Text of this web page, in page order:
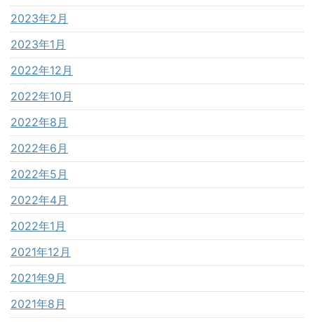
2023年2月
2023年1月
2022年12月
2022年10月
2022年8月
2022年6月
2022年5月
2022年4月
2022年1月
2021年12月
2021年9月
2021年8月